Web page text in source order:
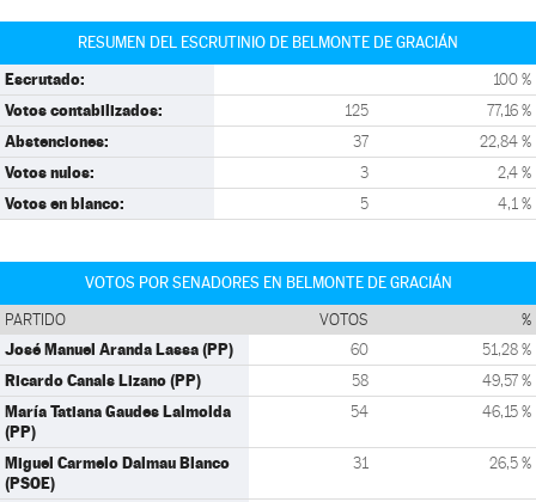
RESUMEN DEL ESCRUTINIO DE BELMONTE DE GRACIÁN
Escrutado: 100 %
Votos contabilizados: 125 77,16 %
Abstenciones: 37 22,84 %
Votos nulos: 3 2,4 %
Votos en blanco: 5 4,1 %
VOTOS POR SENADORES EN BELMONTE DE GRACIÁN
PARTIDO VOTOS %
José Manuel Aranda Lassa (PP) 60 51,28 %
Ricardo Canals Lizano (PP) 58 49,57 %
María Tatiana Gaudes Lalmolda
(PP)
54 46,15 %
Miguel Carmelo Dalmau Blanco
(PSOE)
31 26,5 %